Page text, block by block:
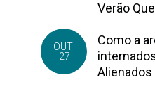
Verão
OUT
27
Como a